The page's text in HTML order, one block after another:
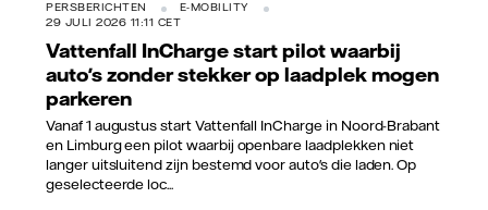
PERSBERICHTEN
E-MOBILITY
29 JULI 2026 11:11 CET
Vattenfall InCharge start pilot waarbij
auto's zonder stekker op laadplek mogen
parkeren
Vanaf 1 augustus start Vattenfall InCharge in Noord-Brabant
en Limburg een pilot waarbij openbare laadplekken niet
langer uitsluitend zijn bestemd voor auto's die laden. Op
geselecteerde loc...